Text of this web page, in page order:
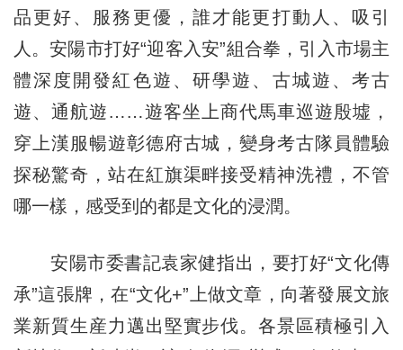
品更好、服務更優，誰才能更打動人、吸引
人。安陽市打好“迎客入安”組合拳，引入市場主
體深度開發紅色遊、研學遊、古城遊、考古
遊、通航遊……遊客坐上商代馬車巡遊殷墟，
穿上漢服暢遊彰德府古城，變身考古隊員體驗
探秘驚奇，站在紅旗渠畔接受精神洗禮，不管
哪一樣，感受到的都是文化的浸潤。
安陽市委書記袁家健指出，要打好“文化傳
承”這張牌，在“文化+”上做文章，向著發展文旅
業新質生産力邁出堅實步伐。各景區積極引入